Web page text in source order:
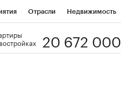
Отрасли Недвижимость
Образование20 672 000